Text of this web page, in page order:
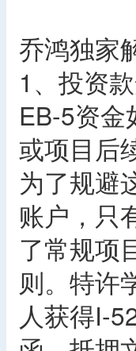
乔鸿独家
1、投资
EB-5资
或项目后
为了规避
账户，只
了常规项
则。特许
人获得I-